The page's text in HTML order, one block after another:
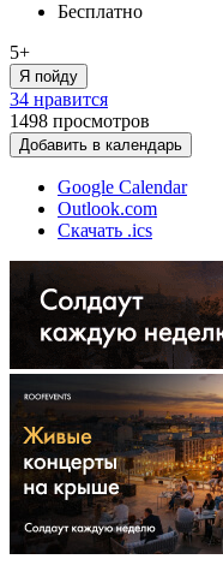
Бесплатно
5+
Я пойду
34 нравится
1498 просмотров
Добавить в календарь
Google Calendar
Outlook.com
Скачать .ics